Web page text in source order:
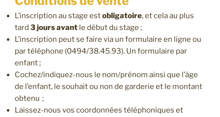
L’inscription au stage estobligatoire, et cela au plus
tard 3 jours avant le début du stage ;
L’inscription peut se faire via un formulaire en ligne ou
par téléphone (0494/38.45.93). Un formulaire par
enfant ;
Cochez/indiquez-nous le nom/prénom ainsi que l’âge
de l’enfant, le souhait ou non de garderie et le montant
obtenu ;
Laissez-nous vos coordonnées téléphoniques et